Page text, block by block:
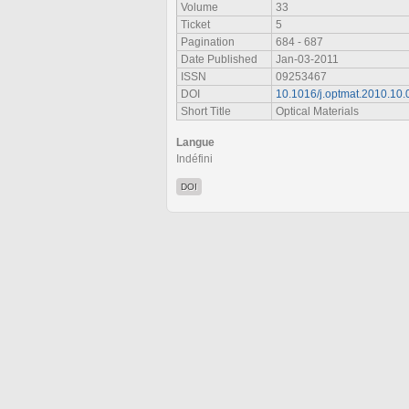
Volume
33
Ticket
5
Pagination
684 - 687
Date Published
Jan-03-2011
ISSN
09253467
DOI
10.1016/
Short Title
Optical Materials
Langue
Indéfini
DOI